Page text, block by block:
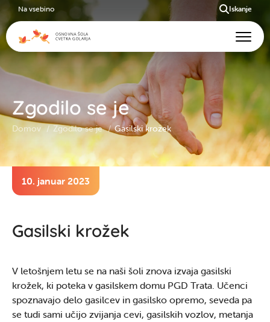
Zgodilo se je
Domov Zgodilo se je Gasilski krožek
10. januar 2023
Gasilski krožek
V letošnjem letu se na naši šoli znova izvaja gasilski
krožek, ki poteka v gasilskem domu PGD Trata. Učenci
spoznavajo delo gasilcev in gasilsko opremo, seveda pa
se tudi sami učijo zvijanja cevi, gasilskih vozlov, metanja
Na vsebino Iskanje